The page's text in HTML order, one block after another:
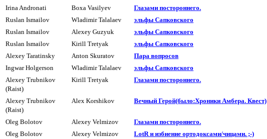
Irina Andronati Boxa Vasilyev Глазами постоpоннего.
Ruslan Ismailov Wladimir Talalaev эльфы Сапковского
Ruslan Ismailov Alexey Guzyuk эльфы Сапковского
Ruslan Ismailov Kirill Tretyak эльфы Сапковского
Alexey Taratinsky Anton Skuratov Паpа вопpосов
Ingwar Holgerson Wladimir Talalaev эльфы Сапковского
Alexey Trubnikov
(Raist)
Kirill Tretyak Глазами постоpоннего.
Alexey Trubnikov
(Raist)
Alex Korshikov Вечный Герой(было:Хроники Амбера. Квест)
Oleg Bolotov Alexey Velmizov Глазами постоpоннего.
Oleg Bolotov Alexey Velmizov LotR и избиение ортодоксами/чицами. ;-)